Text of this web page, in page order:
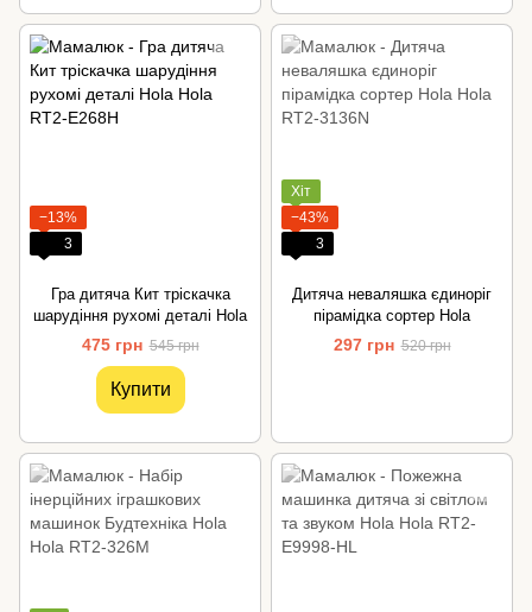
−13%
3
Гра дитяча Кит тріскачка
шарудіння рухомі деталі Hola
475 грн 545 грн
Купити
Хіт
−43%
3
Дитяча неваляшка єдиноріг
пірамідка сортер Hola
297 грн 520 грн